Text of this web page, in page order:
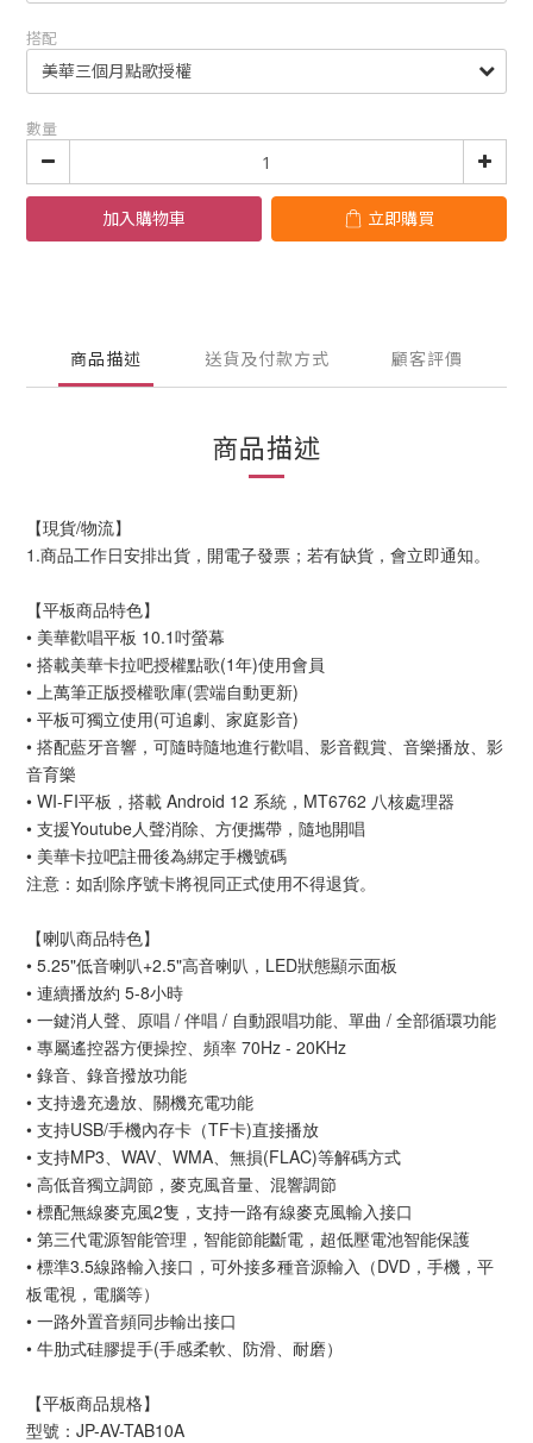
搭配
數量
加入購物車 立即購買
商品描述 送貨及付款方式 顧客評價
商品描述
【現貨/物流】
1.商品工作日安排出貨，開電子發票；若有缺貨，會立即通知。
【平板商品特色】
• 美華歡唱平板 10.1吋螢幕
• 搭載美華卡拉吧授權點歌(1年)使用會員
• 上萬筆正版授權歌庫(雲端自動更新)
• 平板可獨立使用(可追劇、家庭影音)
• 搭配藍牙音響，可隨時隨地進行歡唱、影音觀賞、音樂播放、影
音育樂
• WI-FI平板，搭載 Android 12 系統，MT6762 八核處理器
• 支援Youtube人聲消除、方便攜帶，隨地開唱
• 美華卡拉吧註冊後為綁定手機號碼
注意：如刮除序號卡將視同正式使用不得退貨。
【喇叭商品特色】
• 5.25"低音喇叭+2.5"高音喇叭，LED狀態顯示面板
• 連續播放約 5-8小時
• 一鍵消人聲、原唱 / 伴唱 / 自動跟唱功能、單曲 / 全部循環功能
• 專屬遙控器方便操控、頻率 70Hz - 20KHz
• 錄音、錄音撥放功能
• 支持邊充邊放、關機充電功能
• 支持USB/手機內存卡（TF卡)直接播放
• 支持MP3、WAV、WMA、無損(FLAC)等解碼方式
• 高低音獨立調節，麥克風音量、混響調節
• 標配無線麥克風2隻，支持一路有線麥克風輸入接口
• 第三代電源智能管理，智能節能斷電，超低壓電池智能保護
• 標準3.5線路輸入接口，可外接多種音源輸入（DVD，手機，平
板電視，電腦等）
• 一路外置音頻同步輸出接口
• 牛肋式硅膠提手(手感柔軟、防滑、耐磨）
【平板商品規格】
型號：JP-AV-TAB10A